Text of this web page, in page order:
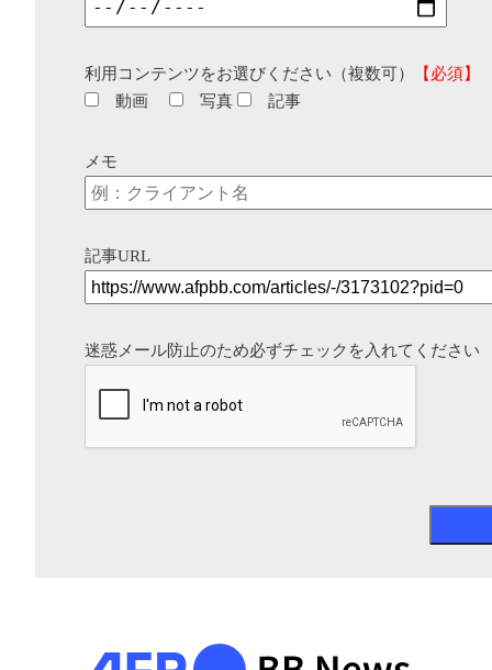
利用コンテンツをお選びください（複数可）
【必須】
動画
写真 記事
メモ
記事URL
迷惑メール防止のため必ずチェックを入れてください